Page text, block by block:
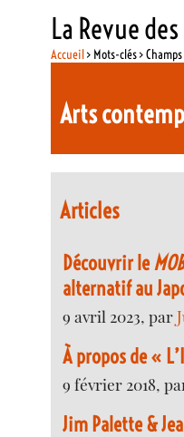
La Revue
Accueil> Mots-clés >
Arts
Articles
Découvrir le
alternatif au
9 avril 2023, par
À propos de «
9 février 2018,
Jim Palette &